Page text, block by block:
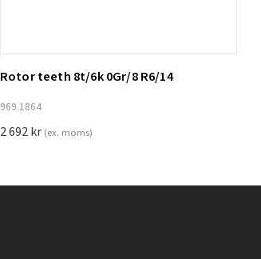
Lägg till i varukorg
Rotor teeth 8t/6k 0Gr/8 R6/14
969.1864
2 692kr (ex. moms)